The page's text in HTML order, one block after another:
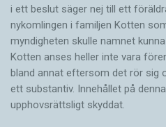
i ett beslut säger nej till ett
nykomlingen i familjen Kotten
myndigheten skulle namnet
Kotten anses heller inte vara
bland annat eftersom det rör sig
ett substantiv. Innehållet på
upphovsrättsligt skyddat.